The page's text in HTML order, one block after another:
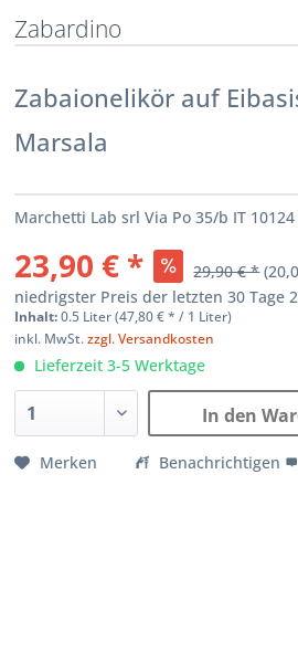
Zabardino
Zabaionelikör auf
Marsala
Marchetti Lab srl Via Po 35/b IT
23,90 € * 29,90 € * (
niedrigster Preis der letzten 30 Tage
Inhalt:0.5 Liter (47,80 €* / 1 Liter)
inkl. MwSt.zzgl. Versandkosten
Lieferzeit 3-5 Werktage
In den
Merken Benachrichtigen